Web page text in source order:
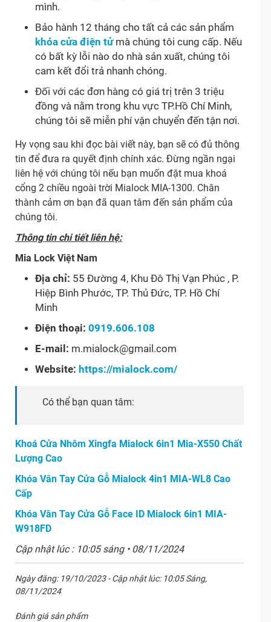
mình.
Bảo hành 12 tháng cho tất cả các sản phẩm
khóa cửa điện tửmà chúng tôi cung cấp. Nếu
có bất kỳ lỗi nào do nhà sản xuất, chúng tôi
cam kết đổi trả nhanh chóng.
Đối với các đơn hàng có giá trị trên 3 triệu
đồng và nằm trong khu vực TP.Hồ Chí Minh,
chúng tôi sẽ miễn phí vận chuyển đến tận nơi.
Hy vọng sau khi đọc bài viết này, bạn sẽ có đủ thông
tin để đưa ra quyết định chính xác. Đừng ngần ngại
liên hệ với chúng tôi nếu bạn muốn đặt mua khoá
cổng 2 chiều ngoài trời Mialock MIA-1300. Chân
thành cảm ơn bạn đã quan tâm đến sản phẩm của
chúng tôi.
Thông tin chi tiết liên hệ:
Mia Lock Việt Nam
Địa chỉ: 55 Đường 4, Khu Đô Thị Vạn Phúc , P.
Hiệp Bình Phước, TP. Thủ Đức, TP. Hồ Chí
Minh
Điện thoại: 0919.606.108
E-mail: m.mialock@gmail.com
Website: https://mialock.com/
Có thể bạn quan tâm:
Khoá Cửa Nhôm Xingfa Mialock 6in1 Mia-X550 Chất
Lượng Cao
Khóa Vân Tay Cửa Gỗ Mialock 4in1 MIA-WL8 Cao
Cấp
Khóa Vân Tay Cửa Gỗ Face ID Mialock 6in1 MIA-
W918FD
Cập nhật lúc : 10:05 sáng • 08/11/2024
Ngày đăng: 19/10/2023 - Cập nhật lúc: 10:05 Sáng,
08/11/2024
Đánh giá sản phẩm